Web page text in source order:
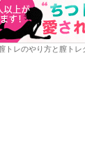
トレのやり方と膣トレ